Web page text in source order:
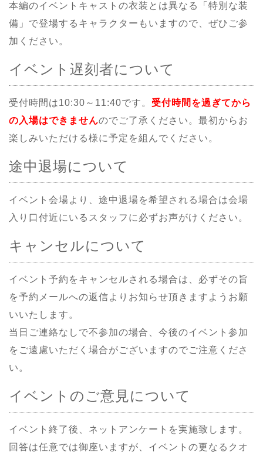
本編のイベントキャストの衣装とは異なる「特別な装
備」で登場するキャラクターもいますので、ぜひご参
加ください。
イベント遅刻者について
受付時間は10:30～11:40です。 受付時間を過ぎてから
の入場はできませんのでご了承ください。最初からお
楽しみいただける様に予定を組んでください。
途中退場について
イベント会場より、途中退場を希望される場合は会場
入り口付近にいるスタッフに必ずお声がけください。
キャンセルについて
イベント予約をキャンセルされる場合は、必ずその旨
を予約メールへの返信よりお知らせ頂きますようお願
いいたします。
当日ご連絡なしで不参加の場合、今後のイベント参加
をご遠慮いただく場合がございますのでご注意くださ
い。
イベントのご意見について
イベント終了後、ネットアンケートを実施致します。
回答は任意では御座いますが、イベントの更なるクオ